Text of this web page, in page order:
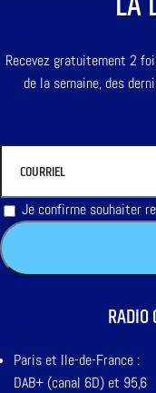
Recevez gratuitement 2
de la semaine, des
Je confirme souhaiter
Paris et Ile-de-France :
DAB+ (canal 6D) et 95,6